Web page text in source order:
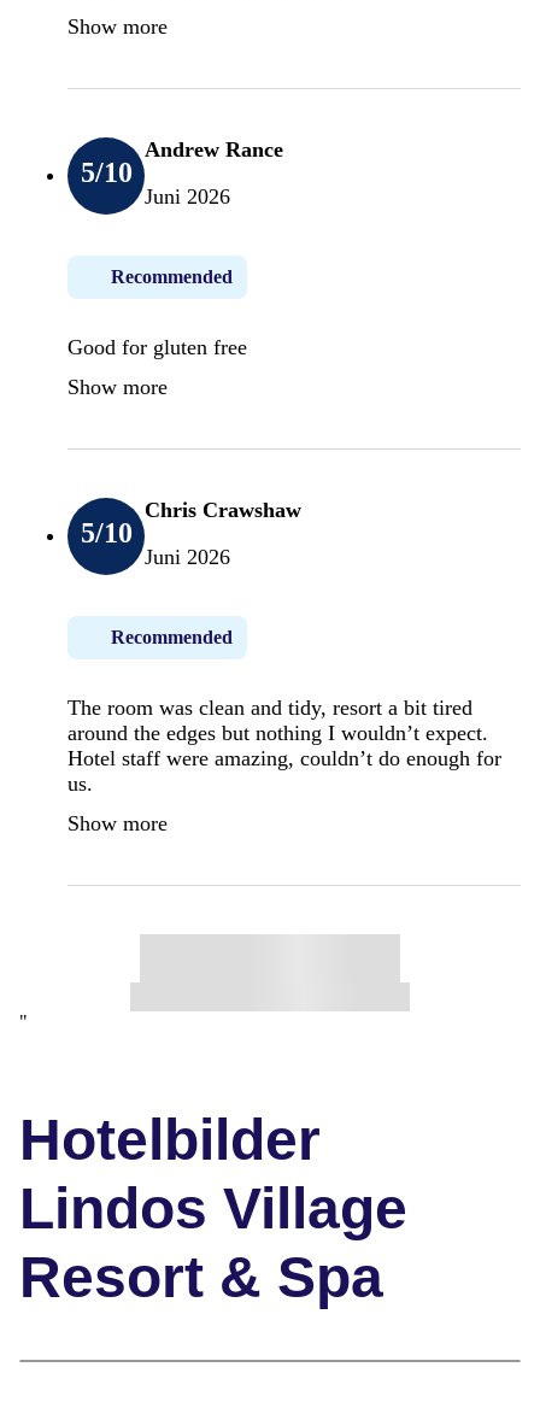
Show more
5/10
Andrew Rance
Juni 2026
Recommended
Good for gluten free
Show more
5/10
Chris Crawshaw
Juni 2026
Recommended
The room was clean and tidy, resort a bit tired
around the edges but nothing I wouldn’t expect.
Hotel staff were amazing, couldn’t do enough for
us.
Show more
"
Hotelbilder
Lindos Village
Resort & Spa